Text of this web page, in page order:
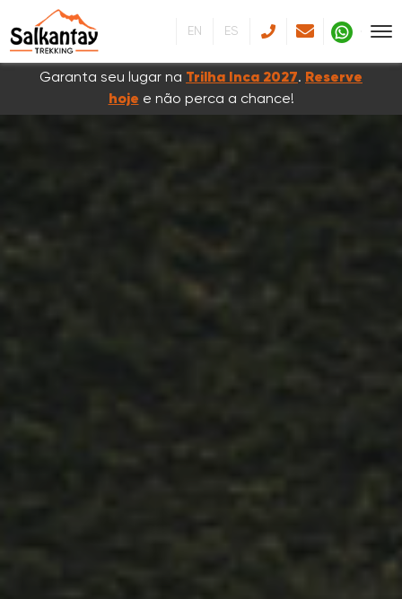
Garanta seu lugar na Trilha Inca 2027. Reserve
hoje e não perca a chance!
EN ES